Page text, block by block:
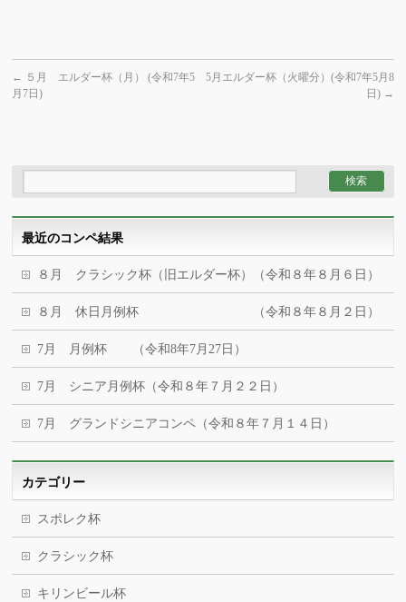
← ５月 エルダー杯（月） (令和7年5
月7日)
5月エルダー杯（火曜分）(令和7年5月8
日) →
最近のコンペ結果
８月 クラシック杯（旧エルダー杯）（令和８年８月６日）
８月 休日月例杯 （令和８年８月２日）
7月 月例杯 （令和8年7月27日）
7月 シニア月例杯（令和８年７月２２日）
7月 グランドシニアコンペ（令和８年７月１４日）
カテゴリー
スポレク杯
クラシック杯
キリンビール杯